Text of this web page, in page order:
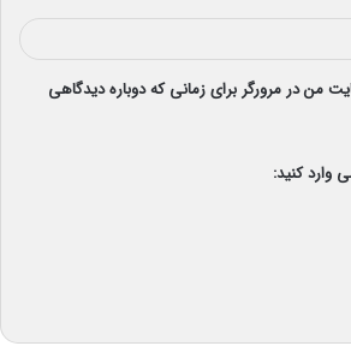
من در مرورگر برای زمانی که دوباره دیدگاهی
وارد کنید: